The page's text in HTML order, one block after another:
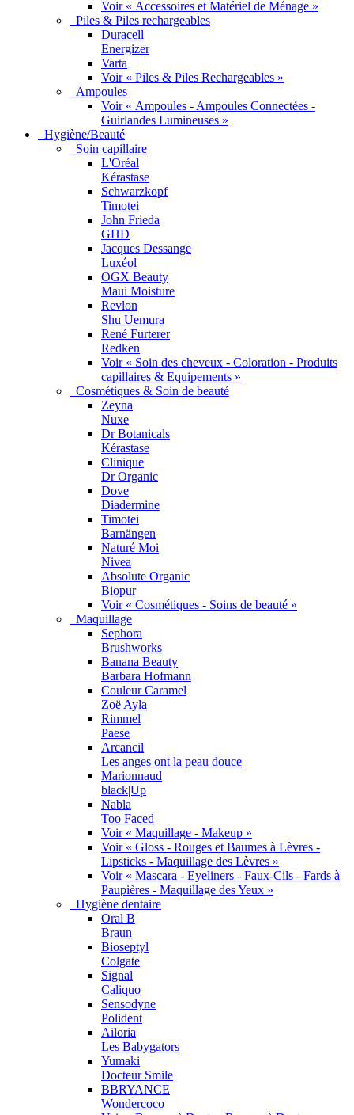
Voir « Accessoires et Matériel de Ménage »
Piles & Piles rechargeables
Duracell
Energizer
Varta
Voir « Piles & Piles Rechargeables »
Ampoules
Voir « Ampoules - Ampoules Connectées -
Guirlandes Lumineuses »
Hygiène/Beauté
Soin capillaire
L'Oréal
Kérastase
Schwarzkopf
Timotei
John Frieda
GHD
Jacques Dessange
Luxéol
OGX Beauty
Maui Moisture
Revlon
Shu Uemura
René Furterer
Redken
Voir « Soin des cheveux - Coloration - Produits
capillaires & Equipements »
Cosmétiques & Soin de beauté
Zeyna
Nuxe
Dr Botanicals
Kérastase
Clinique
Dr Organic
Dove
Diadermine
Timotei
Barnängen
Naturé Moi
Nivea
Absolute Organic
Biopur
Voir « Cosmétiques - Soins de beauté »
Maquillage
Sephora
Brushworks
Banana Beauty
Barbara Hofmann
Couleur Caramel
Zoë Ayla
Rimmel
Paese
Arcancil
Les anges ont la peau douce
Marionnaud
black|Up
Nabla
Too Faced
Voir « Maquillage - Makeup »
Voir « Gloss - Rouges et Baumes à Lèvres -
Lipsticks - Maquillage des Lèvres »
Voir « Mascara - Eyeliners - Faux-Cils - Fards à
Paupières - Maquillage des Yeux »
Hygiène dentaire
Oral B
Braun
Bioseptyl
Colgate
Signal
Caliquo
Sensodyne
Polident
Ailoria
Les Babygators
Yumaki
Docteur Smile
BBRYANCE
Wondercoco